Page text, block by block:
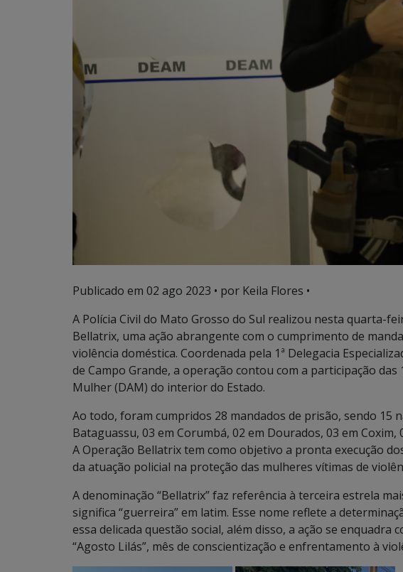
Publicado em 02 ago 2023 • por Keila Flores •
A Polícia Civil do Mato Grosso do Sul realizou nesta quarta-
Bellatrix, uma ação abrangente com o cumprimento de
violência doméstica. Coordenada pela 1ª Delegacia
de Campo Grande, a operação contou com a participação
Mulher (DAM) do interior do Estado.
Ao todo, foram cumpridos 28 mandados de prisão, sendo 15
Bataguassu, 03 em Corumbá, 02 em Dourados, 03 em Coxim,
A Operação Bellatrix tem como objetivo a pronta execução
da atuação policial na proteção das mulheres vítimas de
A denominação “Bellatrix” faz referência à terceira estrela
significa “guerreira” em latim. Esse nome reflete a
essa delicada questão social, além disso, a ação se enquadra
“Agosto Lilás”, mês de conscientização e enfrentamento à